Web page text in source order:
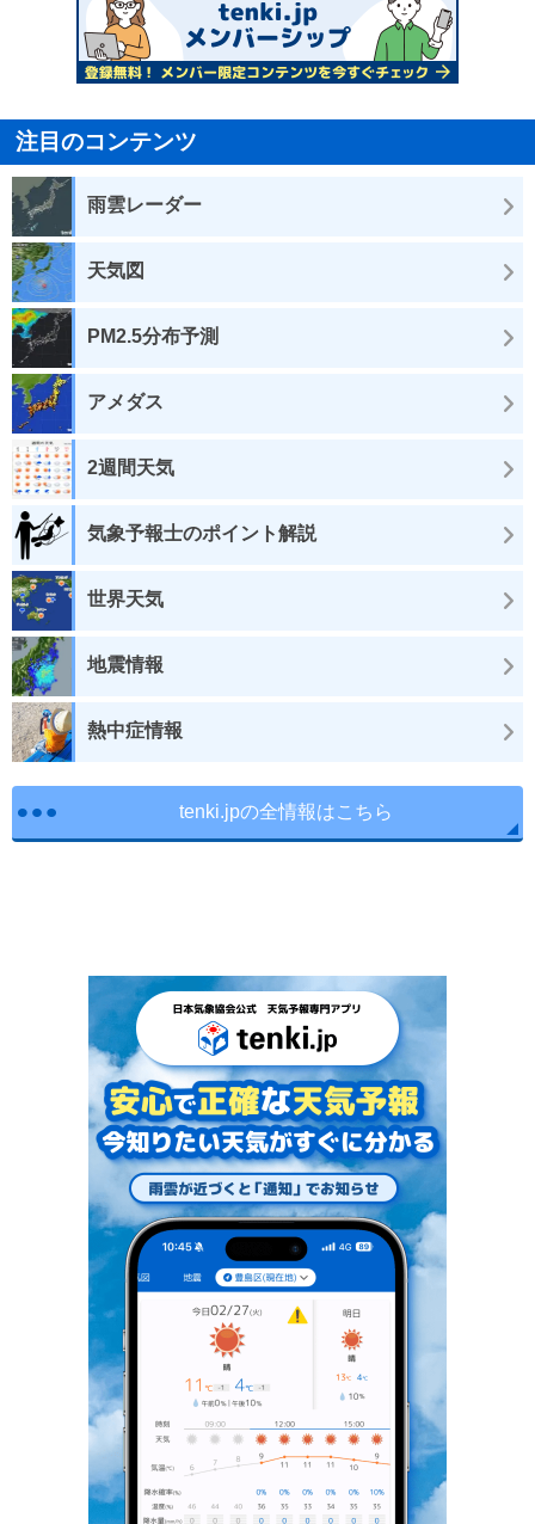
注目のコンテンツ
雨雲レーダー
天気図
PM2.5分布予測
アメダス
2週間天気
気象予報士のポイント解説
世界天気
地震情報
熱中症情報
tenki.jpの全情報はこちら